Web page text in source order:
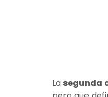
La segunda